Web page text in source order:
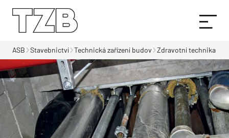
ASB Stavebnictví Technická zařízení budov Zdravotní technika